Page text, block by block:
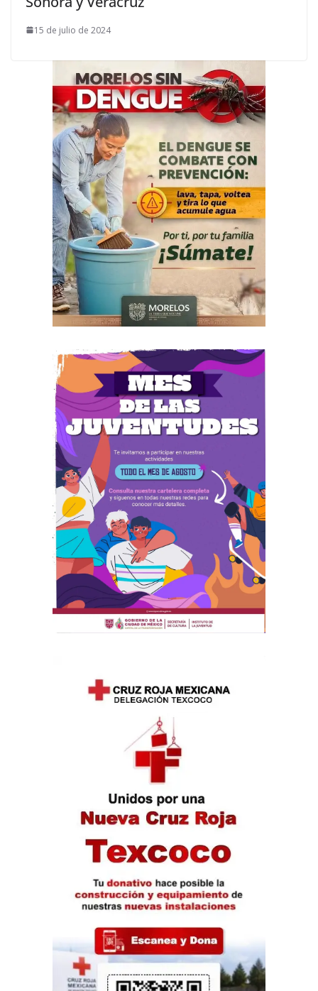
15 de julio de 2024